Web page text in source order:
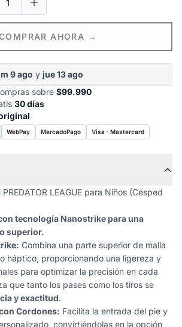
AHORA →
9 ago y jue 13 ago
sobre $99.990
30 días
WebPay MercadoPago Visa · Mastercard
LEAGUE para Niños (Césped
tecnología Nanostrike para una
superior.
Combina una parte superior de malla
háptico, proporcionando una ligereza y
para optimizar la precisión en cada
que tanto los pases como los tiros se
y exactitud.
Cordones: Facilita la entrada del pie y
convirtiéndolas en la opción